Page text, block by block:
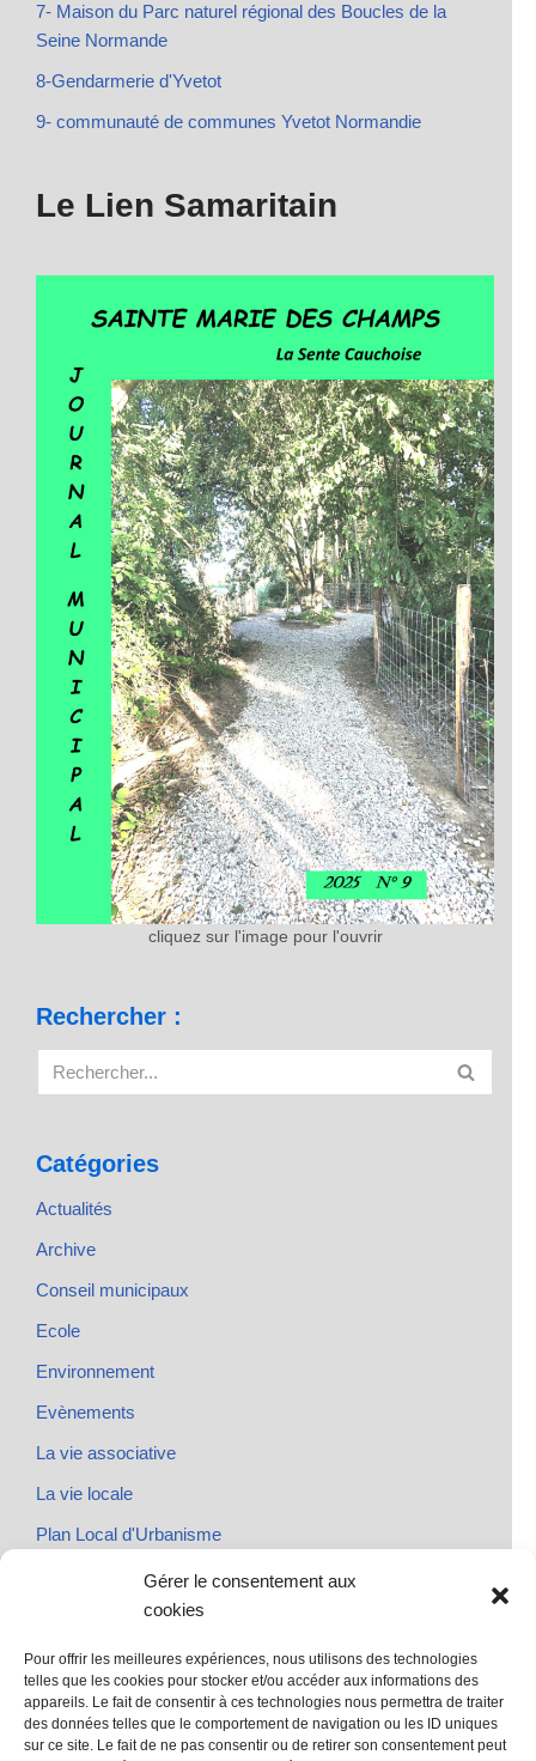
Gérer le consentement aux
cookies
Pour offrir les meilleures expériences, nous utilisons des technologies
telles que les cookies pour stocker et/ou accéder aux informations des
appareils. Le fait de consentir à ces technologies nous permettra de traiter
des données telles que le comportement de navigation ou les ID uniques
sur ce site. Le fait de ne pas consentir ou de retirer son consentement peut
7- Maison du Parc naturel régional des Boucles de la
Seine Normande
8-Gendarmerie d'Yvetot
9- communauté de communes Yvetot Normandie
Le Lien Samaritain
cliquez sur l'image pour l'ouvrir
Rechercher :
Catégories
Actualités
Archive
Conseil municipaux
Ecole
Environnement
Evènements
La vie associative
La vie locale
Plan Local d'Urbanisme
@ Sainte Marie des Champs